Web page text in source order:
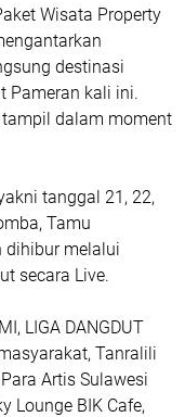
Wisata Property
destinasi
Pameran kali ini.
tampil dalam moment
tanggal 21, 22,
Tamu
dihibur melalui
secara Live.
LIGA DANGDUT
Tanralili
Artis Sulawesi
Lounge BIK Cafe,